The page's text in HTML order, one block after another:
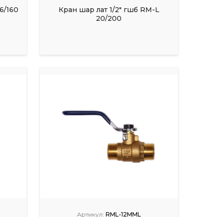
160
Кран шар лат 1/2" гшб RM-L
20/200
Артикул: RML-12MML